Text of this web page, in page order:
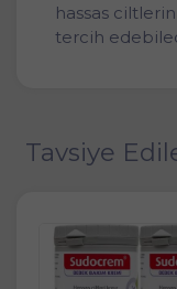
hassas
tercih
Tavsiye